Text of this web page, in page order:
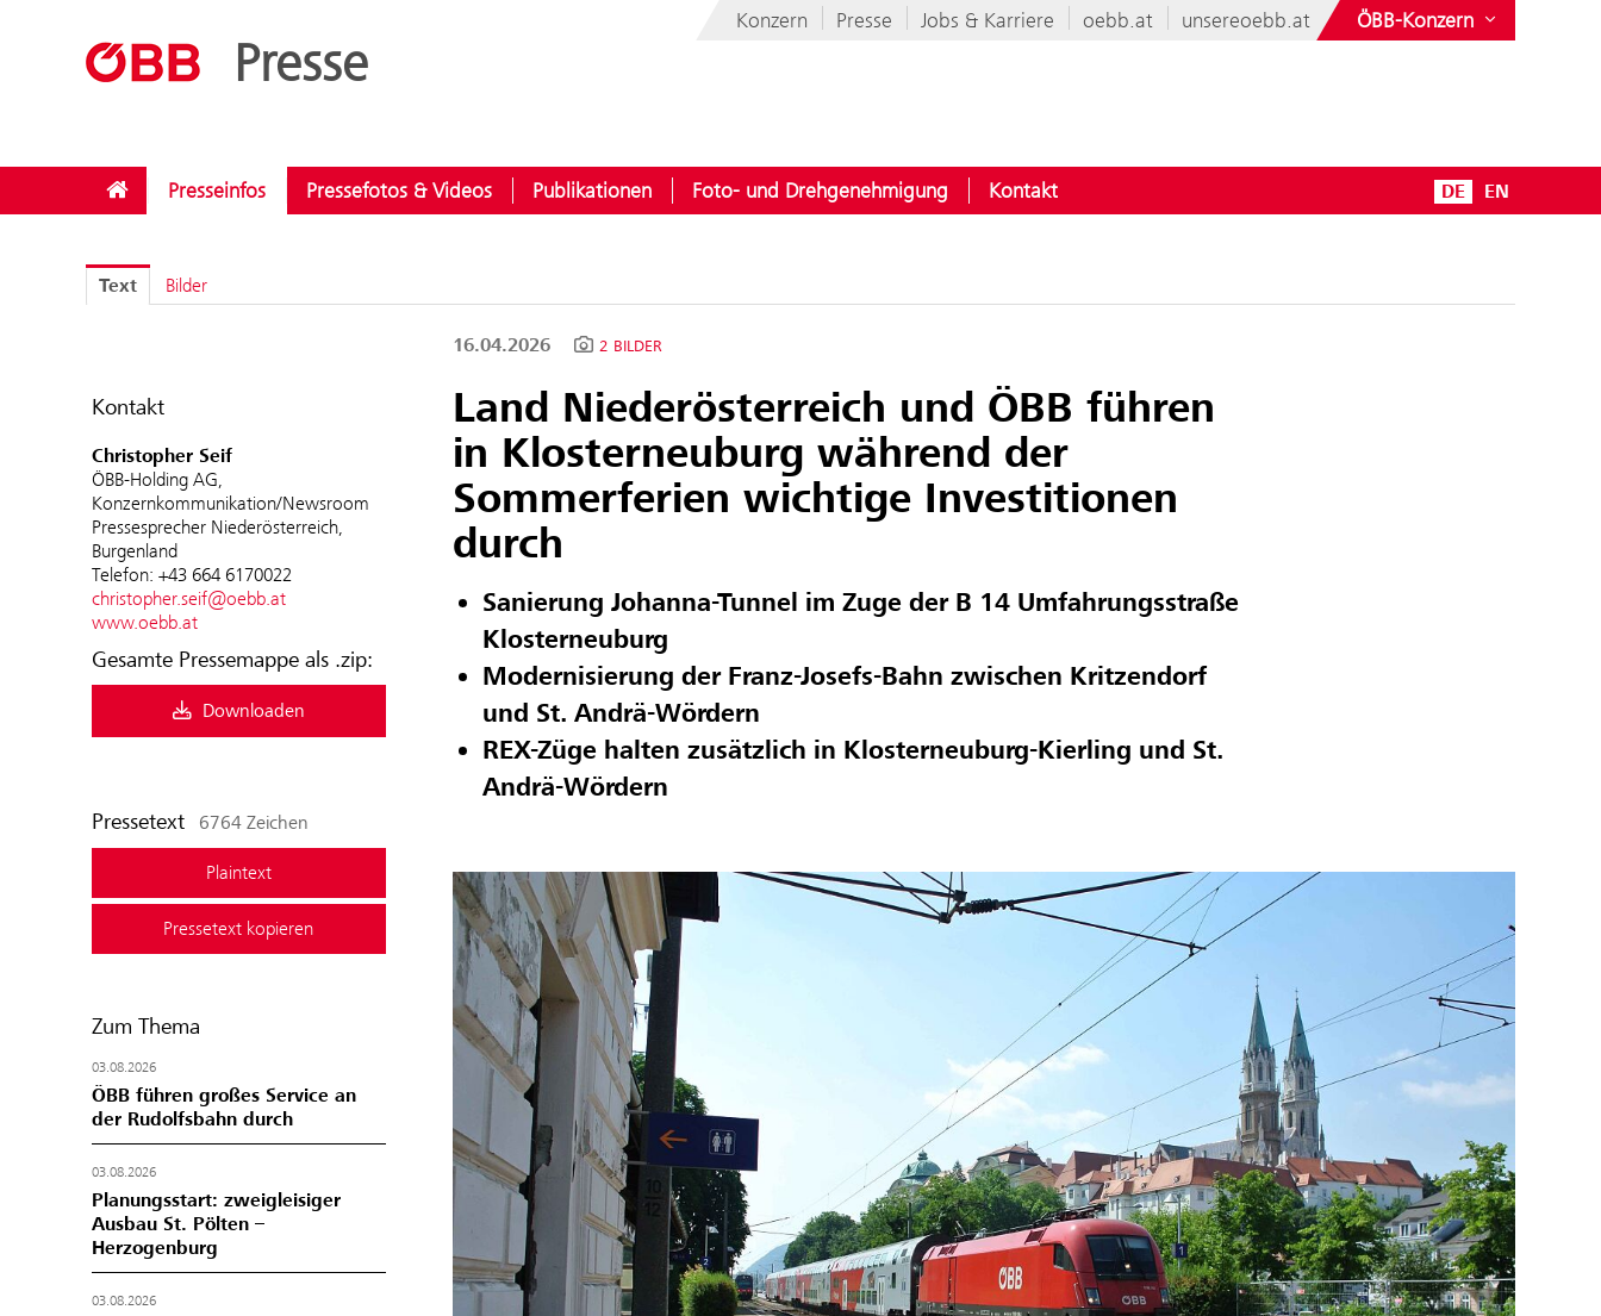
Presse
Konzern Presse Jobs & Karriere oebb.at unsereoebb.at ÖBB-Konzern
Presseinfos Pressefotos & Videos Publikationen Foto- und Drehgenehmigung Kontakt DE EN
Text Bilder
Kontakt
Christopher Seif
ÖBB-Holding AG,
Konzernkommunikation/Newsroom
Pressesprecher Niederösterreich,
Burgenland
Telefon: +43 664 6170022
christopher.seif@oebb.at
www.oebb.at
Gesamte Pressemappe als .zip:
Downloaden
Pressetext 6764 Zeichen
Plaintext
Pressetext kopieren
Zum Thema
03.08.2026
ÖBB führen großes Service an
der Rudolfsbahn durch
03.08.2026
Planungsstart: zweigleisiger
Ausbau St. Pölten –
Herzogenburg
03.08.2026
16.04.2026 2 BILDER
Land Niederösterreich und ÖBB führen
in Klosterneuburg während der
Sommerferien wichtige Investitionen
durch
Sanierung Johanna-Tunnel im Zuge der B 14 Umfahrungsstraße
Klosterneuburg
Modernisierung der Franz-Josefs-Bahn zwischen Kritzendorf
und St. Andrä-Wördern
REX-Züge halten zusätzlich in Klosterneuburg-Kierling und St.
Andrä-Wördern